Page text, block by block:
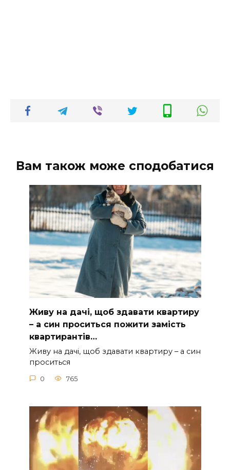
Вам також може сподобатися
Живу на дачі, щоб здавати квартиру
– а син проситься пожити замість
квартирантів…
Живу на дачі, щоб здавати квартиру – а син
проситься
0 765